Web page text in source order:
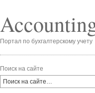
Портал по бухгалтерскому учету
Поиск на сайте